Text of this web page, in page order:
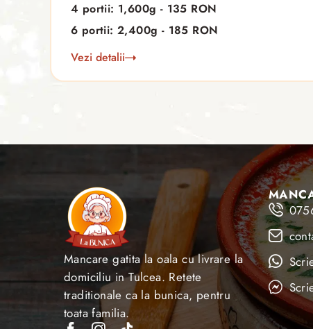
4 portii: 1,600g - 135 RON
6 portii: 2,400g - 185 RON
Vezi detalii
Mancare gatita la oala cu livrare la
domiciliu in Tulcea. Retete
traditionale ca la bunica, pentru
toata familia.